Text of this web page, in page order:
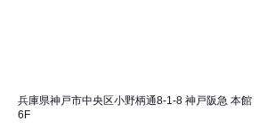
兵庫県神戸市中央区小野柄通8-1-8 神戸阪急 本館
6F